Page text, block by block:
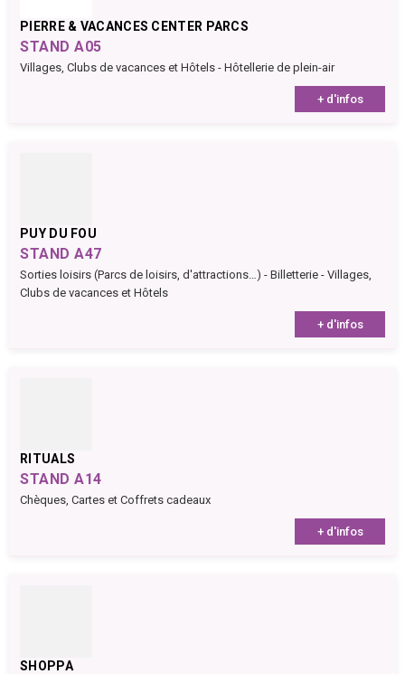
PIERRE & VACANCES CENTER PARCS
STAND A05
Villages, Clubs de vacances et Hôtels - Hôtellerie de plein-air
+ d'infos
PUY DU FOU
STAND A47
Sorties loisirs (Parcs de loisirs, d'attractions…) - Billetterie - Villages,
Clubs de vacances et Hôtels
+ d'infos
RITUALS
STAND A14
Chèques, Cartes et Coffrets cadeaux
+ d'infos
SHOPPA